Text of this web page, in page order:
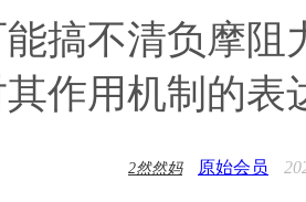
搞不清负摩阻
作用机制的表
2然然妈 原始会员